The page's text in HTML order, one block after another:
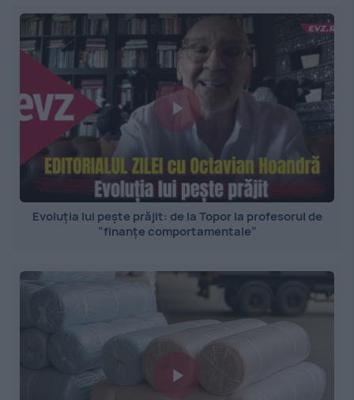
Evoluția lui pește prăjit: de la Topor la profesorul de
”finanțe comportamentale”